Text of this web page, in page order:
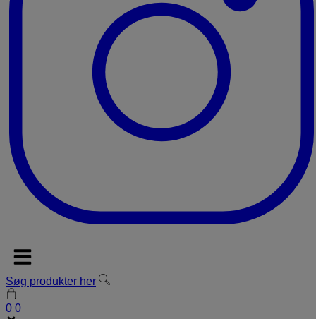
Søg produkter her
0 0